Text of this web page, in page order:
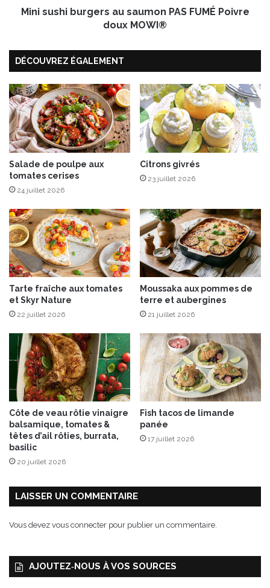
m
,
M
A
N
G
O
É
d
i
t
o
n
s
g
r
s
a
u
s
a
u
m
o
n
A
S
F
U
M
É
P
o
i
u
x
M
O
W
Mini sushi burgers au saumon PAS FUMÉ Poivre
doux MOWI®
DÉCOUVREZ ÉGALEMENT
Salade de poulpe aux
tomates cerises
24 juillet 2026
Citrons givrés
23 juillet 2026
Tarte fraîche aux tomates
et Skyr Nature
22 juillet 2026
Moussaka aux pommes de
terre et aubergines
21 juillet 2026
Côte de veau rôtie vinaigre
balsamique, tomates &
têtes d’ail rôties, burrata,
basilic
20 juillet 2026
Fish tacos de limande
panée
17 juillet 2026
LAISSER UN COMMENTAIRE
Vous devez vous connecter pour publier un commentaire.
AJOUTEZ‑NOUS À VOS SOURCES